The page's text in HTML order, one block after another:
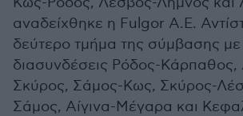
αναδείχθηκε η Fulgor Α.Ε.
δεύτερο τμήμα της σύμβασης με
διασυνδέσεις Ρόδος-Κάρπαθος,
Σκύρος, Σάμος-Κως, Σκύρος-
Σάμος, Αίγινα-Μέγαρα και